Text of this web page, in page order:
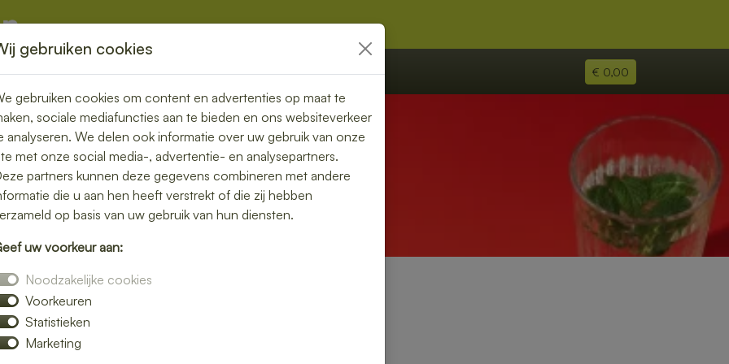
Overige € 0,00
reprehenderit duis dolore esse ullamco. Excepteur
gebruiken cookies
gebruiken cookies om content en advertenties op maat te
sociale mediafuncties aan te bieden en ons websiteverkeer
analyseren. We delen ook informatie over uw gebruik van onze
met onze social media-, advertentie- en analysepartners.
partners kunnen deze gegevens combineren met andere
die u aan hen heeft verstrekt of die zij hebben
op basis van uw gebruik van hun diensten.
uw voorkeur aan:
Noodzakelijke cookies
Voorkeuren
Statistieken
Marketing